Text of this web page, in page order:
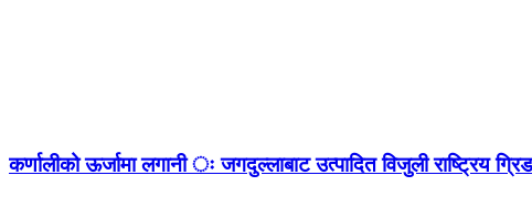
कर्णालीको ऊर्जामा लगानी ः जगदुल्लाबाट उत्पादित विजुली राष्ट्रिय